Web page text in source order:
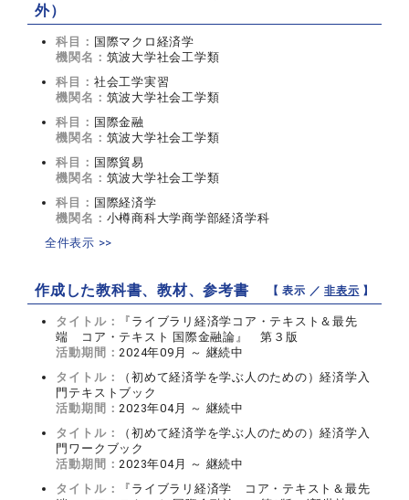
外）
科目： 国際マクロ経済学
機関名： 筑波大学社会工学類
科目： 社会工学実習
機関名： 筑波大学社会工学類
科目： 国際金融
機関名： 筑波大学社会工学類
科目： 国際貿易
機関名： 筑波大学社会工学類
科目： 国際経済学
機関名： 小樽商科大学商学部経済学科
全件表示 >>
作成した教科書、教材、参考書 【 表示 ／非表示 】
タイトル：
『ライブラリ経済学コア・テキスト＆最先
端 コア・テキスト 国際金融論』 第３版
活動期間：2024年09月 ～ 継続中
タイトル：
（初めて経済学を学ぶ人のための）経済学入
門テキストブック
活動期間：2023年04月 ～ 継続中
タイトル：
（初めて経済学を学ぶ人のための）経済学入
門ワークブック
活動期間：2023年04月 ～ 継続中
タイトル：
『ライブラリ経済学 コア・テキスト＆最先